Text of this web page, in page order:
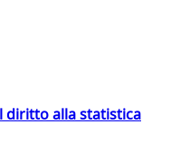
diritto alla statistica